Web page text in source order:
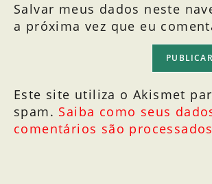
Salvar meus dados neste
a próxima vez que eu
Este site utiliza o Akismet
spam. Saiba como seus
comentários são processados